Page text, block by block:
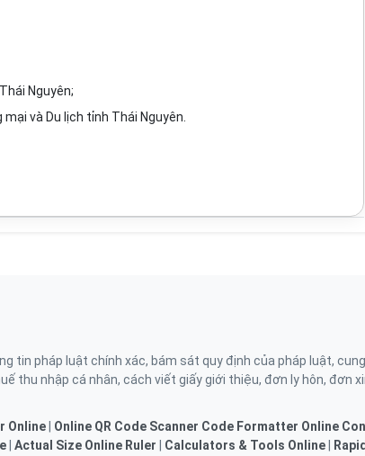
Nguyên;
và Du lịch tỉnh Thái Nguyên.
tin pháp luật chính xác, bám sát quy định của pháp luật,
thu nhập cá nhân, cách viết giấy giới thiệu, đơn ly hôn, đơn
Online Online QR Code Scanner Code Formatter Online
Actual Size Online Ruler Calculators & Tools Online